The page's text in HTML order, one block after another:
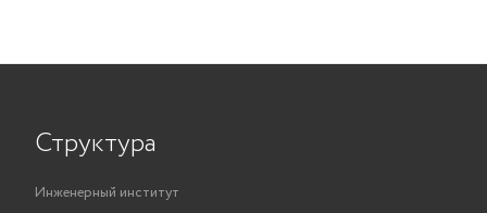
Структура
Инженерный институт